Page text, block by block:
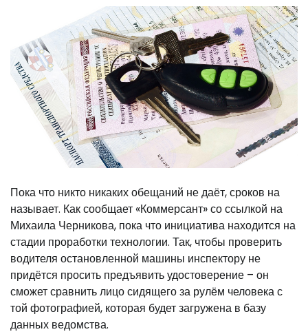
Пока что никто никаких обещаний не даёт, сроков на
называет. Как сообщает «Коммерсант» со ссылкой на
Михаила Черникова, пока что инициатива находится на
стадии проработки технологии. Так, чтобы проверить
водителя остановленной машины инспектору не
придётся просить предъявить удостоверение – он
сможет сравнить лицо сидящего за рулём человека с
той фотографией, которая будет загружена в базу
данных ведомства.